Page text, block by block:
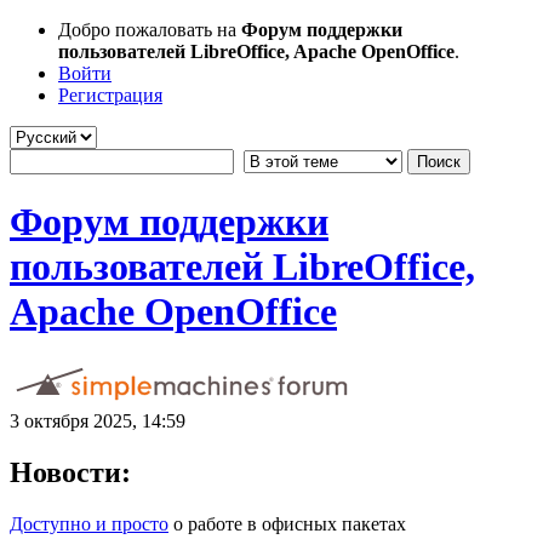
Добро пожаловать на Форум поддержки
пользователей LibreOffice, Apache OpenOffice.
Войти
Регистрация
Форум поддержки
пользователей LibreOffice,
Apache OpenOffice
3 октября 2025, 14:59
Новости:
Доступно и просто о работе в офисных пакетах